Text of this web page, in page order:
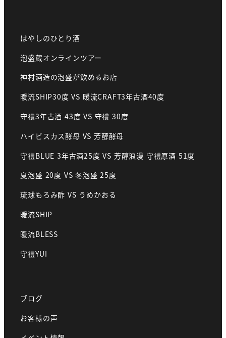
はやしのひとり酒
泡盛蔵オンラインツアー
神村酒造の泡盛が飲めるお店
暖流SHIP30度 VS 暖流CRAFT3年古酒40度
守禮3年古酒 43度 VS 守禮 30度
ハイビスカス酵母 VS 芳醇酵母
守禮BLUE 3年古酒25度 VS 芳醇浪漫 守禮原酒 51度
夏泡盛 20度 VS 冬泡盛 25度
琉球もろみ酢 VS うめかおる
暖流SHIP
暖流BLESS
守禮YUI
ブログ
お客様の声